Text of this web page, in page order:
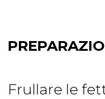
Frullare le